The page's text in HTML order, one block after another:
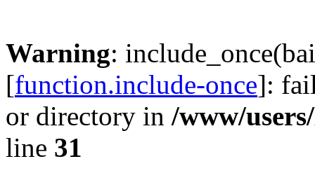
Warning:
[function.include-once]:
or directory in /www/
line 31